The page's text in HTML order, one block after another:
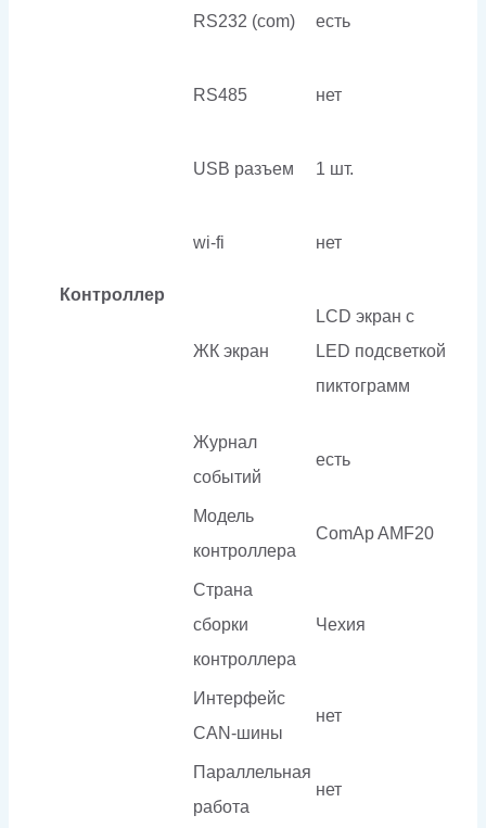
Контроллер
RS232 (com) есть
RS485 нет
USB разъем 1 шт.
wi-fi нет
ЖК экран
LCD экран с
LED подсветкой
пиктограмм
Журнал
событий
есть
Модель
контроллера
ComAp AMF20
Страна
сборки
контроллера
Чехия
Интерфейс
CAN-шины
нет
Параллельная
работа
нет